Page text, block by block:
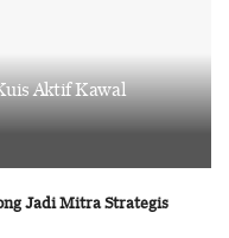
Aktif Kawal
Jadi Mitra Strategis